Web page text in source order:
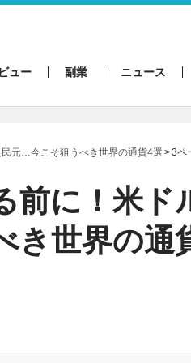
ュー 副業 ニュース
元…今こそ狙うべき世界の通貨4選 3ペ
前に！米ド
世界の通